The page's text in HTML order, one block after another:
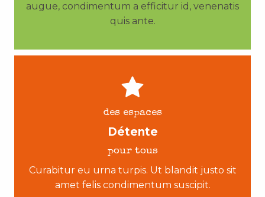
augue, condimentum a efficitur id, venenatis
quis ante.
des espaces
Détente
pour tous
Curabitur eu urna turpis. Ut blandit justo sit
amet felis condimentum suscipit.